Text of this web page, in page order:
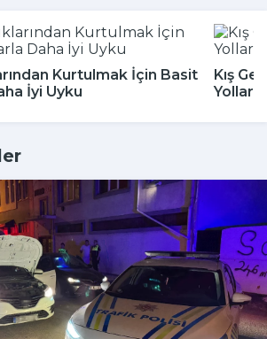
Kurtulmak İçin Basit
İyi Uyku
Kış
Yolları